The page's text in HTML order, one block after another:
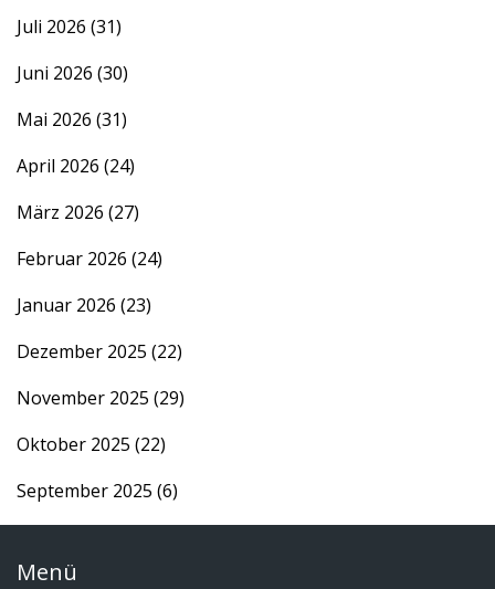
Juli 2026 (31)
Juni 2026 (30)
Mai 2026 (31)
April 2026 (24)
März 2026 (27)
Februar 2026 (24)
Januar 2026 (23)
Dezember 2025 (22)
November 2025 (29)
Oktober 2025 (22)
September 2025 (6)
Menü